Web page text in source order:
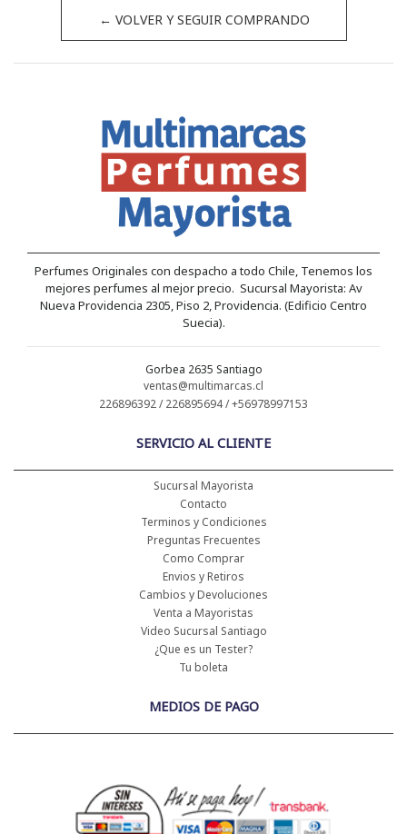
← VOLVER Y SEGUIR COMPRANDO
Perfumes Originales con despacho a todo Chile, Tenemos los
mejores perfumes al mejor precio. Sucursal Mayorista: Av
Nueva Providencia 2305, Piso 2, Providencia. (Edificio Centro
Suecia).
Gorbea 2635 Santiago
ventas@multimarcas.cl
226896392 / 226895694 / +56978997153
SERVICIO AL CLIENTE
Sucursal Mayorista
Contacto
Terminos y Condiciones
Preguntas Frecuentes
Como Comprar
Envios y Retiros
Cambios y Devoluciones
Venta a Mayoristas
Video Sucursal Santiago
¿Que es un Tester?
Tu boleta
MEDIOS DE PAGO